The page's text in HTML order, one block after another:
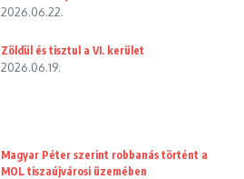
2026.06.22.
Zöldül és tisztul a VI. kerület
2026.06.19.
Magyar Péter szerint robbanás történt a
MOL tiszaújvárosi üzemében